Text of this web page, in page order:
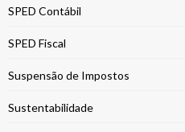
SPED Contábil
SPED Fiscal
Suspensão de Impostos
Sustentabilidade